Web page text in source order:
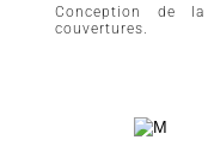
Conception de
couvertures.